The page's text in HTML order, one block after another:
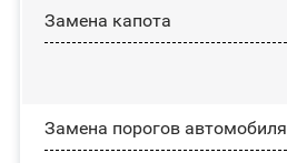
Замена капота
Замена порогов автомобиля